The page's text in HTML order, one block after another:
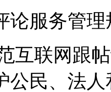
论服务管理
互联网跟
公民、法